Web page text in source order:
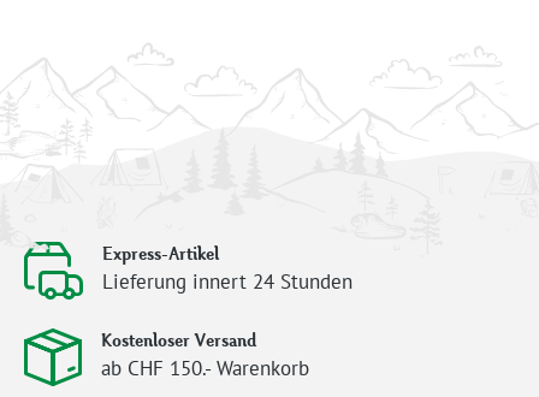
Express-Artikel
Lieferung innert 24 Stunden
Kostenloser Versand
ab CHF 150.- Warenkorb